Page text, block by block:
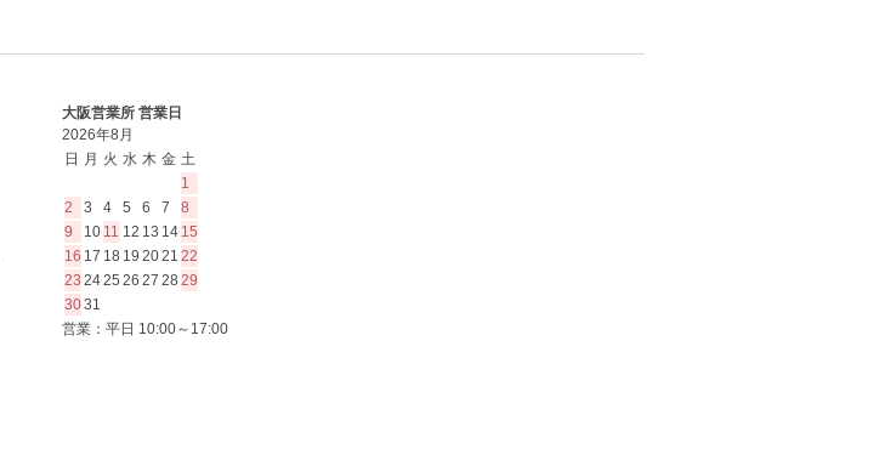
大阪営業所 営業日
2026年8月
日
月 火 水 木 金 土
1
2
3 4 5 6 7
8
9
10 11 12 13 14 15
16 17 18 19 2021 22
23 2425 26 27 28 29
3031
営業：平日 10:00～17:00